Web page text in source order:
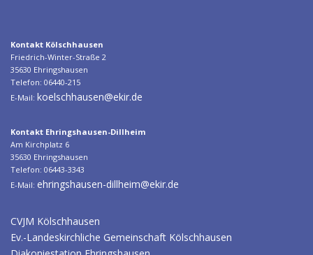
Kontakt Kölschhausen
Friedrich-Winter-Straße 2
35630 Ehringshausen
Telefon: 06440-215
E-Mail: koelschhausen@ekir.de
Kontakt Ehringshausen-Dillheim
Am Kirchplatz 6
35630 Ehringshausen
Telefon: 06443-3343
E-Mail: ehringshausen-dillheim@ekir.de
CVJM Kölschhausen
Ev.-Landeskirchliche Gemeinschaft Kölschhausen